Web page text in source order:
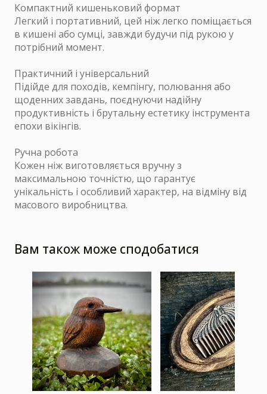
Компактний кишеньковий формат
Легкий і портативний, цей ніж легко поміщається
в кишені або сумці, завжди будучи під рукою у
потрібний момент.
Практичний і універсальний
Підійде для походів, кемпінгу, полювання або
щоденних завдань, поєднуючи надійну
продуктивність і брутальну естетику інструмента
епохи вікінгів.
Ручна робота
Кожен ніж виготовляється вручну з
максимальною точністю, що гарантує
унікальність і особливий характер, на відміну від
масового виробництва.
Вам також може сподобатися